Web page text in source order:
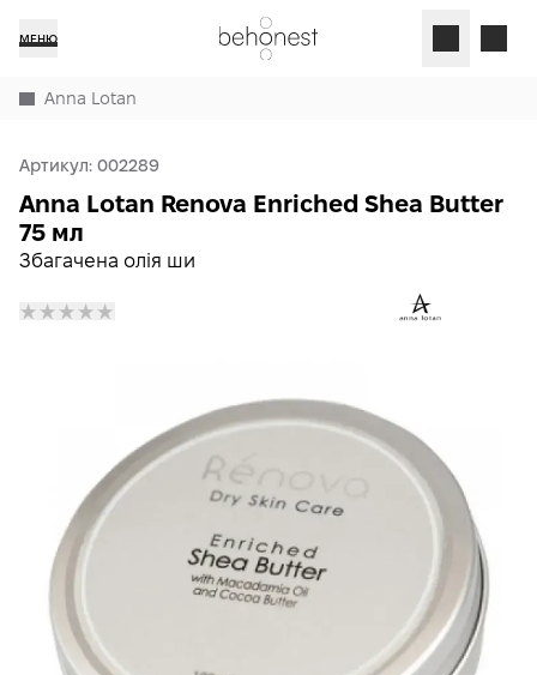
МЕНЮ
Anna Lotan
Артикул: 002289
Збагачена олія ши
Anna Lotan Renova Enriched Shea Butter
75 мл